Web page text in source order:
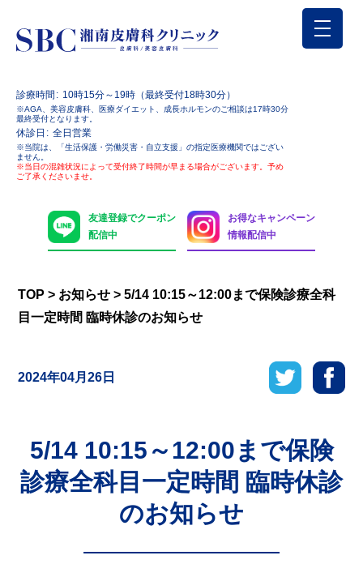
診療時間 10時15分～19時（最終受付18時30分）
※AGA、美容皮膚科、医療ダイエット、成長ホルモンのご相談は17時30分
最終受付となります。
休診日 全日営業
※当院は、「生活保護・労働災害・自立支援」の指定医療機関ではござい
ません。
※当日の混雑状況によって受付終了時間が早まる場合がございます。予め
ご了承くださいませ。
友達登録でクーポン
配信中
お得なキャンペーン
情報配信中
TOP > お知らせ >5/14 10:15～12:00まで保険診療全科
目一定時間 臨時休診のお知らせ
2024年04月26日
5/14 10:15～12:00まで保険
診療全科目一定時間 臨時休診
のお知らせ